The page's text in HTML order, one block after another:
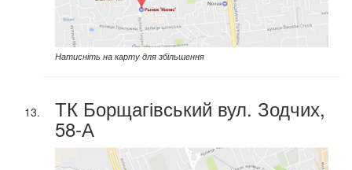
Натисніть на карту для збільшення
ТК Борщагівський вул. Зодчих,
58-А